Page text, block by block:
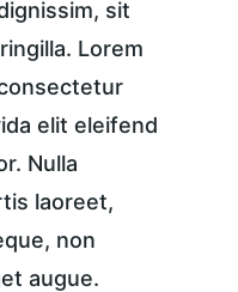
sit
Lorem
elit eleifend
Nulla
laoreet,
non
augue.